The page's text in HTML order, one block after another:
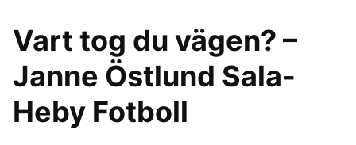
Vart tog du vägen? –
Janne Östlund Sala-
Heby Fotboll